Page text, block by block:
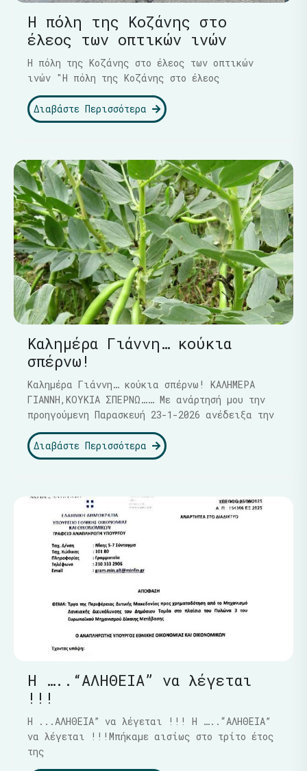
Η πόλη της Κοζάνης στο
έλεος των οπτικών ινών
Η πόλη της Κοζάνης στο έλεος των οπτικών
ινών "Η πόλη της Κοζάνης στο έλεος
Διαβάστε Περισσότερα
Καλημέρα Γιάννη… κούκια
σπέρνω!
Καλημέρα Γιάννη… κούκια σπέρνω! ΚΑΛΗΜΕΡΑ
ΓΙΑΝΝΗ,ΚΟΥΚΙΑ ΣΠΕΡΝΩ…… Με ανάρτησή μου την
προηγούμενη Παρασκευή 23-1-2026 ανέδειξα την
Διαβάστε Περισσότερα
Η …..“ΑΛΗΘΕΙΑ” να λέγεται
!!!
Η ...ΑΛΗΘΕΙΑ” να λέγεται !!! Η …..“ΑΛΗΘΕΙΑ”
να λέγεται !!!Μπήκαμε αισίως στο τρίτο έτος
της